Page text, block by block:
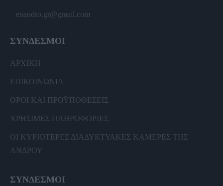
enandro.gr@gmail.com
ΣΥΝΔΕΣΜΟΙ
ΑΡΧΙΚΗ
ΕΠΙΚΟΙΝΩΝΙΑ
ΟΡΟΙ ΚΑΙ ΠΡΟΫΠΟΘΕΣΕΙΣ
ΧΡΗΣΙΜΕΣ ΠΛΗΡΟΦΟΡΙΕΣ
ΟΙ ΚΥΡΙΟΤΕΡΕΣ ΔΙΑΔΥΚΤΥΑΚΕΣ ΚΑΜΕΡΕΣ ΤΗΣ
ΑΝΔΡΟΥ
ΣΥΝΔΕΣΜΟΙ